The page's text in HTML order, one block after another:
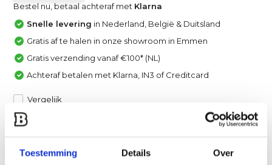
Toestemming Details Over
Bestel nu, betaal achteraf met Klarna
Snelle levering in Nederland, België & Duitsland
Gratis af te halen in onze showroom in Emmen
Gratis verzending vanaf €100* (NL)
Achteraf betalen met Klarna, IN3 of Creditcard
Vergelijk
Een van onze specialisten helpt je graag verder!